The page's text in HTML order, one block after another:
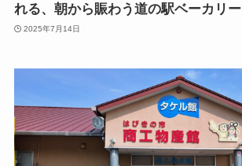
れる、朝から賑わう道の駅ベーカリー
2025年7月14日